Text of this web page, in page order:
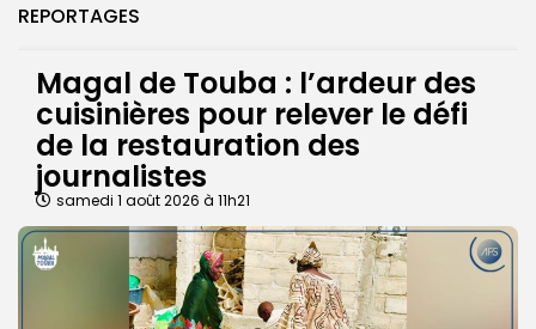
REPORTAGES
Magal de Touba : l’ardeur des
cuisinières pour relever le défi
de la restauration des
journalistes
samedi 1 août 2026 à 11h21